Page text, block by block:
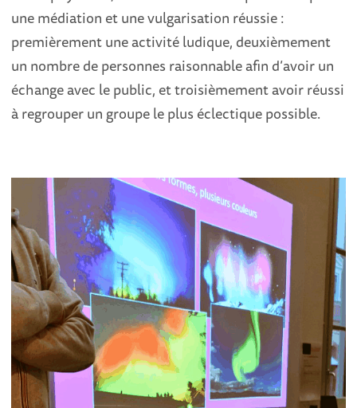
une médiation et une vulgarisation réussie :
premièrement une activité ludique, deuxièmement
un nombre de personnes raisonnable afin d’avoir un
échange avec le public, et troisièmement avoir réussi
à regrouper un groupe le plus éclectique possible.